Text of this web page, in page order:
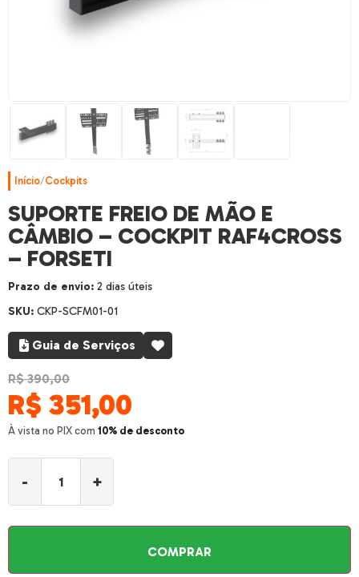
Início/Cockpits
SUPORTE FREIO DE MÃO E
CÂMBIO – COCKPIT RAF4CROSS
– FORSETI
Prazo de envio: 2 dias úteis
SKU: CKP-SCFM01-01
Guia de Serviços
R$ 390,00
R$ 351,00
À vista no PIX com 10% de desconto
- +
COMPRAR